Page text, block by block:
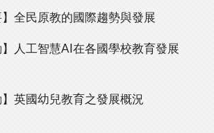
】全民原教的國際趨勢與發展
】人工智慧AI在各國學校教育發展
】英國幼兒教育之發展概況